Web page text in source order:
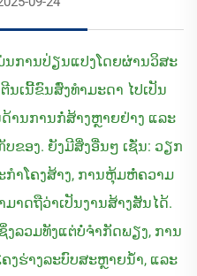
ນການປ່ຽນແປງໂດຍຜ່ານວິສະ
ເນີ້ຂົນສົ່ງທຳມະດາ ໄປເປັນ
ານການກໍ່ສ້າງຫຼາຍຢ່າງ ແລະ
ຂອງ. ຍັງມີສິ່ງອື່ນໆ ເຊັ່ນ: ວຽກ
ກໍາໂຄງສ້າງ, ການຫຸ້ມຫໍ່ຄວາມ
າດຖືວ່າເປັນງານສ້າງສັນໄດ້.
ງລວມທັງແຕ່ບໍ່ຈຳກັດພຽງ, ການ
ງຮ່າງລະບົບສະຫຼາຍນ້ຳ, ແລະ